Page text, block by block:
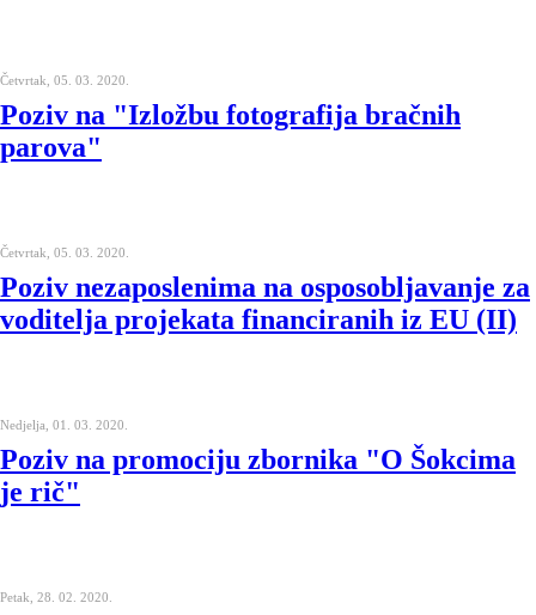
Četvrtak, 05. 03. 2020.
Poziv na "Izložbu fotografija bračnih
parova"
Četvrtak, 05. 03. 2020.
Poziv nezaposlenima na osposobljavanje za
voditelja projekata financiranih iz EU (II)
Nedjelja, 01. 03. 2020.
Poziv na promociju zbornika "O Šokcima
je rič"
Petak, 28. 02. 2020.